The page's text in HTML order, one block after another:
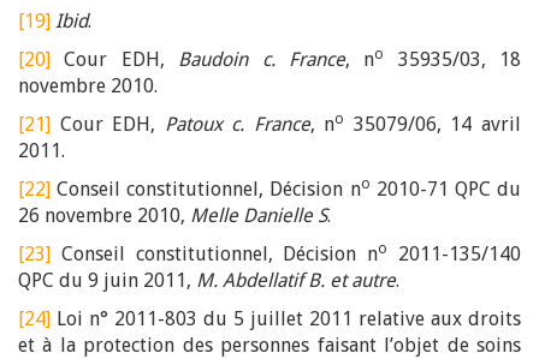
[19] Ibid.
[20] Cour EDH, Baudoin c. France, no
35935/03, 18
novembre 2010.
[21] Cour EDH, Patoux c. France, no
35079/06, 14 avril
2011.
[22] Conseil constitutionnel, Décision no 2010-71 QPC du
26 novembre 2010, Melle Danielle S.
[23] Conseil constitutionnel, Décision no
2011-135/140
QPC du 9 juin 2011, M. Abdellatif B. et autre.
[24] Loi n° 2011-803 du 5 juillet 2011 relative aux droits
et à la protection des personnes faisant l’objet de soins